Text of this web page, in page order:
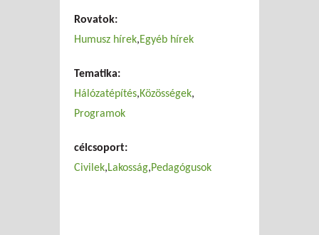
Rovatok:
Humusz hírek Egyéb hírek
Tematika:
Hálózatépítés Közösségek
Programok
célcsoport:
Civilek Lakosság Pedagógusok